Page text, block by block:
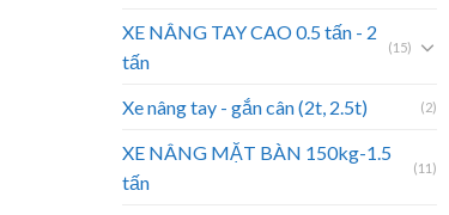
XE NÂNG TAY CAO 0.5 tấn - 2
tấn
(15)
Xe nâng tay - gắn cân (2t, 2.5t) (2)
XE NÂNG MẶT BÀN 150kg-1.5
tấn
(11)